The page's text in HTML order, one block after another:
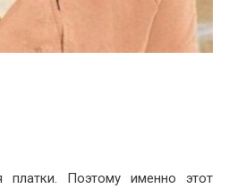
Поэтому именно этот